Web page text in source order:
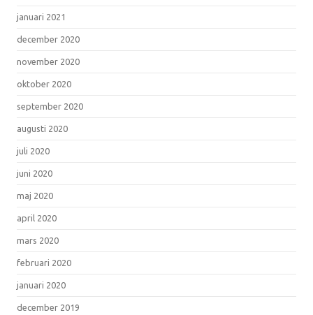
januari 2021
december 2020
november 2020
oktober 2020
september 2020
augusti 2020
juli 2020
juni 2020
maj 2020
april 2020
mars 2020
februari 2020
januari 2020
december 2019